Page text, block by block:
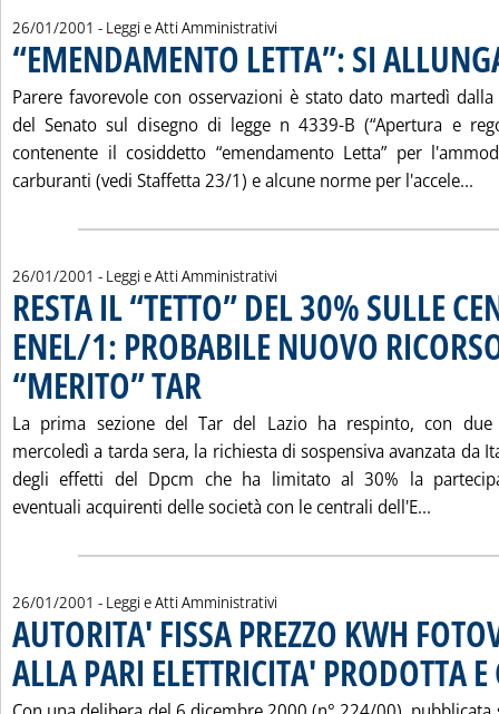
26/01/2001 - Leggi e Atti Amministrativi
“EMENDAMENTO LETTA”: SI
Parere favorevole con osservazioni è stato dato martedì
del Senato sul disegno di legge n 4339-B (“Apertura e
contenente il cosiddetto “emendamento Letta” per
carburanti (vedi Staffetta 23/1) e alcune norme per l'accele...
26/01/2001 - Leggi e Atti Amministrativi
RESTA IL “TETTO” DEL 30% SULLE
ENEL/1: PROBABILE NUOVO
“MERITO” TAR
La prima sezione del Tar del Lazio ha respinto, con due
mercoledì a tarda sera, la richiesta di sospensiva avanzata da
degli effetti del Dpcm che ha limitato al 30% la
eventuali acquirenti delle società con le centrali dell'E...
26/01/2001 - Leggi e Atti Amministrativi
AUTORITA' FISSA PREZZO KWH
ALLA PARI ELETTRICITA' PRODOTTA